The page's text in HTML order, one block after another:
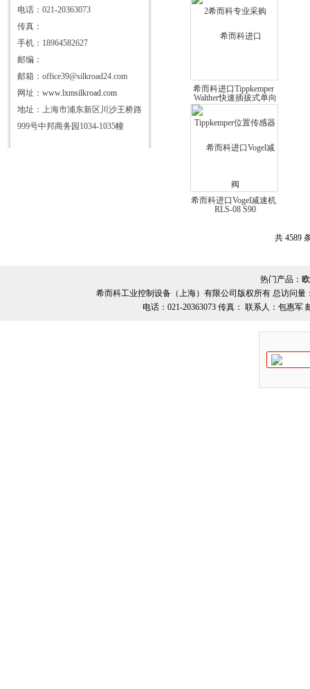
电话：021-20363073
传真：
手机：18964582627
邮编：
邮箱：office39@silkroad24.com
网址： www.lxmsilkroad.com
地址：上海市浦东新区川沙王桥路
999号中邦商务园1034-1035幢
速插拔式单向阀
希而科进口Tippkemper
位置传感器RLS-08 S90
希而科进口Vogel减速机
共 4589
热门产品：
希而科工业控制设备（上海）有限公司版权所有 总访问量
电话：021-20363073 传真： 联系人：包惠军